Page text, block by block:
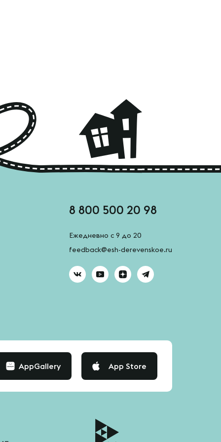
8 800 500 20 98
Ежедневно с 9 до 20
feedback@esh-derevenskoe.ru
AppGallery App Store